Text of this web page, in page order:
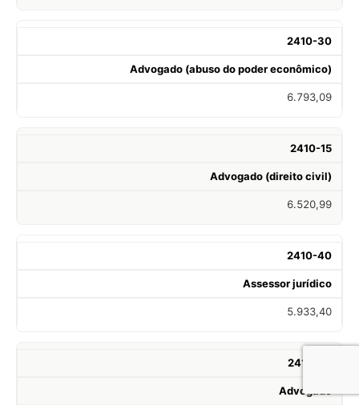
2410-30
Advogado (abuso do poder econômico)
6.793,09
2410-15
Advogado (direito civil)
6.520,99
2410-40
Assessor jurídico
5.933,40
2410-05
Advogado